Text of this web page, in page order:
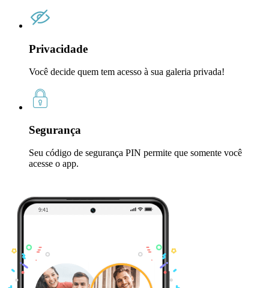
Privacidade
Você decide quem tem acesso à sua galeria privada!
Segurança
Seu código de segurança PIN permite que somente você
acesse o app.